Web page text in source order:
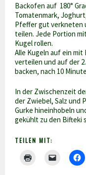
Backofen auf 180°
Tomatenmark,
Pfeffer gut verkneten
teilen. Jede Portion
Kugel rollen.
Alle Kugeln auf ein
verteilen und auf der
backen, nach 10
In der Zwischenzeit
der Zwiebel, Salz und
Gurke hineinhobeln
gekühlt zu den Bifteki
TEILEN MIT: